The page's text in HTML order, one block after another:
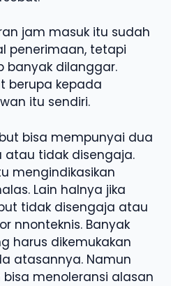
jam masuk itu sudah
penerimaan, tetapi
banyak dilanggar.
berupa kepada
itu sendiri.
bisa mempunyai dua
atau tidak disengaja.
mengindikasikan
Lain halnya jika
tidak disengaja atau
nnonteknis. Banyak
harus dikemukakan
atasannya. Namun
menoleransi alasan